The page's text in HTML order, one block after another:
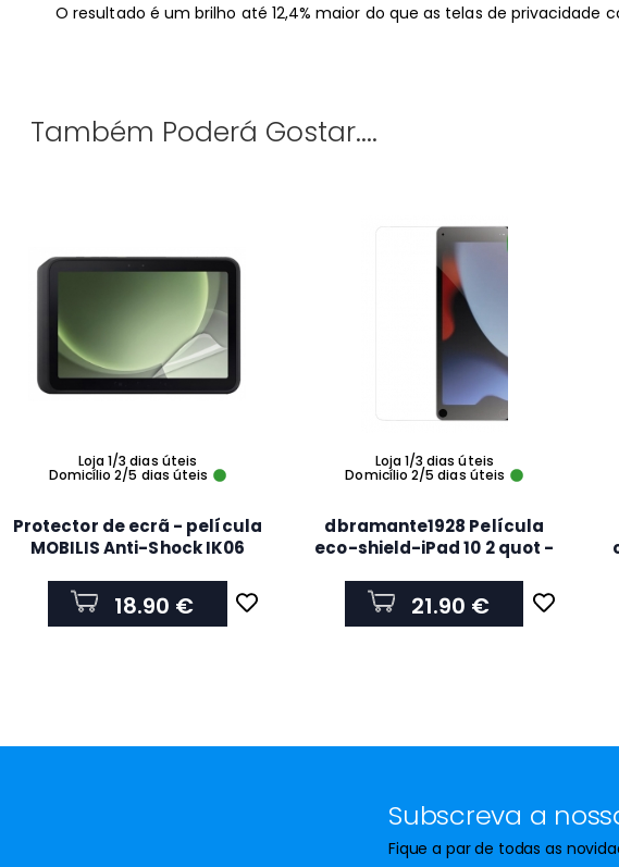
O resultado é um brilho até 12,4% maior do que as telas de
Também Poderá Gostar....
Loja 1/3 dias úteis
Domicílio 2/5 dias úteis
Protector de ecrã - película
MOBILIS Anti-Shock IK06
Active5 Pro 036349
18.90 €
Loja 1/3 dias úteis
Domicílio 2/5 dias úteis
dbramante1928 Película
eco-shield-iPad 10 2 quot -
21.90 €
Subscreva a
Fique a par de todas as